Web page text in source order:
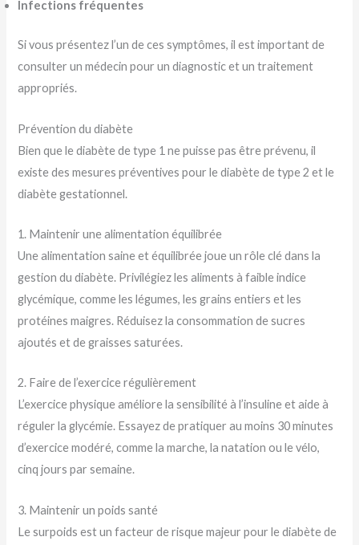
Infections fréquentes
Si vous présentez l’un de ces symptômes, il est important de
consulter un médecin pour un diagnostic et un traitement
appropriés.
Prévention du diabète
Bien que le diabète de type 1 ne puisse pas être prévenu, il
existe des mesures préventives pour le diabète de type 2 et le
diabète gestationnel.
1. Maintenir une alimentation équilibrée
Une alimentation saine et équilibrée joue un rôle clé dans la
gestion du diabète. Privilégiez les aliments à faible indice
glycémique, comme les légumes, les grains entiers et les
protéines maigres. Réduisez la consommation de sucres
ajoutés et de graisses saturées.
2. Faire de l’exercice régulièrement
L’exercice physique améliore la sensibilité à l’insuline et aide à
réguler la glycémie. Essayez de pratiquer au moins 30 minutes
d’exercice modéré, comme la marche, la natation ou le vélo,
cinq jours par semaine.
3. Maintenir un poids santé
Le surpoids est un facteur de risque majeur pour le diabète de